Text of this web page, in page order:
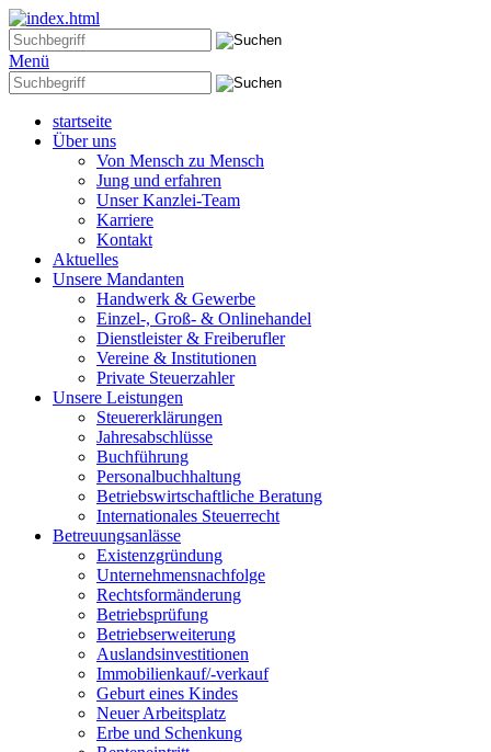
Menü
startseite
Über uns
Von Mensch zu Mensch
Jung und erfahren
Unser Kanzlei-Team
Karriere
Kontakt
Aktuelles
Unsere Mandanten
Handwerk & Gewerbe
Einzel-, Groß- & Onlinehandel
Dienstleister & Freiberufler
Vereine & Institutionen
Private Steuerzahler
Unsere Leistungen
Steuererklärungen
Jahresabschlüsse
Buchführung
Personalbuchhaltung
Betriebswirtschaftliche Beratung
Internationales Steuerrecht
Betreuungsanlässe
Existenzgründung
Unternehmensnachfolge
Rechtsformänderung
Betriebsprüfung
Betriebserweiterung
Auslandsinvestitionen
Immobilienkauf/-verkauf
Geburt eines Kindes
Neuer Arbeitsplatz
Erbe und Schenkung